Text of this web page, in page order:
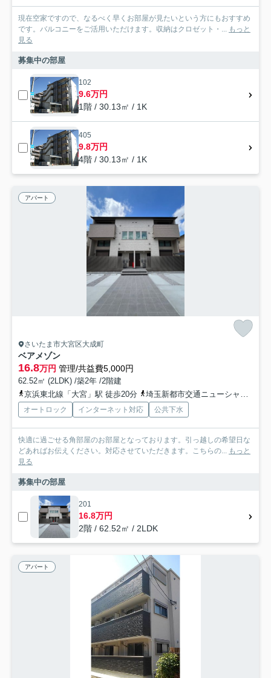
現在空家ですので、なるべく早くお部屋が見たいという方にもおすすめ
です。バルコニーをご活用いただけます。収納はクロゼット・... もっと
見る
募集中の部屋
102
9.6万円
1階 / 30.13㎡ / 1K
405
9.8万円
4階 / 30.13㎡ / 1K
アパート
さいたま市大宮区大成町
ベアメゾン
16.8万円 管理/共益費5,000円
62.52㎡ (2LDK) /築2年 /2階建
京浜東北線「大宮」駅 徒歩20分
埼玉新都市交通ニューシャトル「鉄道博物館（大成）」駅 徒歩20分
オートロック インターネット対応 公共下水
快適に過ごせる角部屋のお部屋となっております。引っ越しの希望日な
どあればお伝えください。対応させていただきます。こちらの... もっと
見る
募集中の部屋
201
16.8万円
2階 / 62.52㎡ / 2LDK
アパート